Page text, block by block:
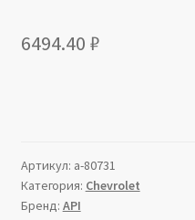
6494.40 ₽
Артикул: a-80731
Категория: Chevrolet
Бренд: API